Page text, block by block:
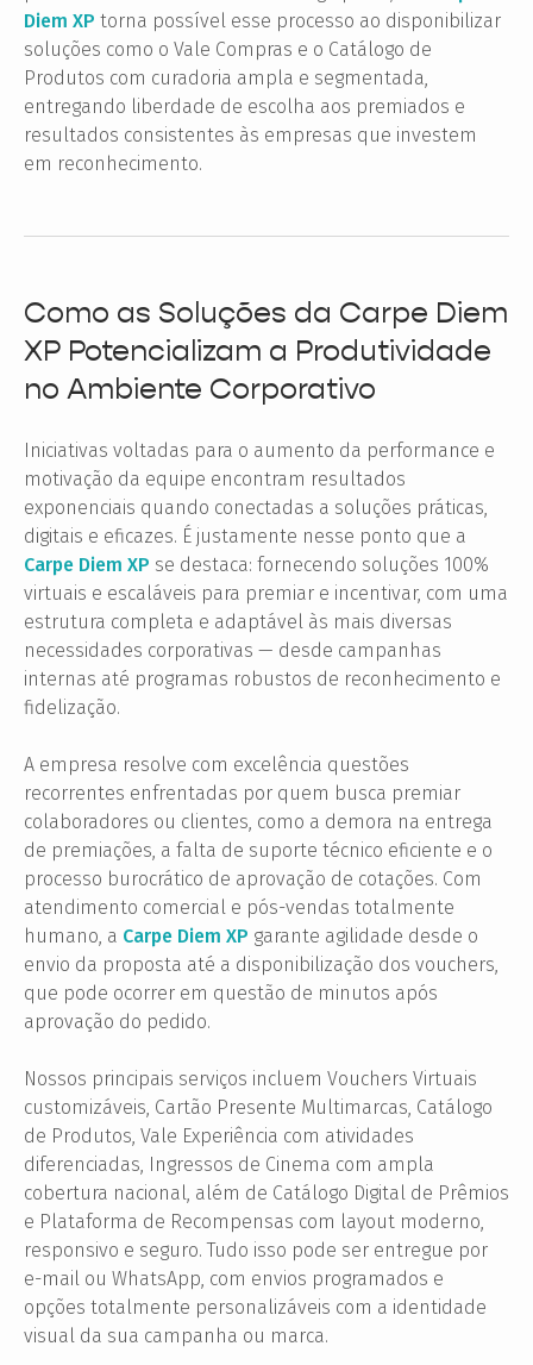
Diem XP torna possível esse processo ao disponibilizar
soluções como o Vale Compras e o Catálogo de
Produtos com curadoria ampla e segmentada,
entregando liberdade de escolha aos premiados e
resultados consistentes às empresas que investem
em reconhecimento.
Como as Soluções da Carpe Diem
XP Potencializam a Produtividade
no Ambiente Corporativo
Iniciativas voltadas para o aumento da performance e
motivação da equipe encontram resultados
exponenciais quando conectadas a soluções práticas,
digitais e eficazes. É justamente nesse ponto que a
Carpe Diem XP se destaca: fornecendo soluções 100%
virtuais e escaláveis para premiar e incentivar, com uma
estrutura completa e adaptável às mais diversas
necessidades corporativas — desde campanhas
internas até programas robustos de reconhecimento e
fidelização.
A empresa resolve com excelência questões
recorrentes enfrentadas por quem busca premiar
colaboradores ou clientes, como a demora na entrega
de premiações, a falta de suporte técnico eficiente e o
processo burocrático de aprovação de cotações. Com
atendimento comercial e pós-vendas totalmente
humano, a Carpe Diem XP garante agilidade desde o
envio da proposta até a disponibilização dos vouchers,
que pode ocorrer em questão de minutos após
aprovação do pedido.
Nossos principais serviços incluem Vouchers Virtuais
customizáveis, Cartão Presente Multimarcas, Catálogo
de Produtos, Vale Experiência com atividades
diferenciadas, Ingressos de Cinema com ampla
cobertura nacional, além de Catálogo Digital de Prêmios
e Plataforma de Recompensas com layout moderno,
responsivo e seguro. Tudo isso pode ser entregue por
e-mail ou WhatsApp, com envios programados e
opções totalmente personalizáveis com a identidade
visual da sua campanha ou marca.